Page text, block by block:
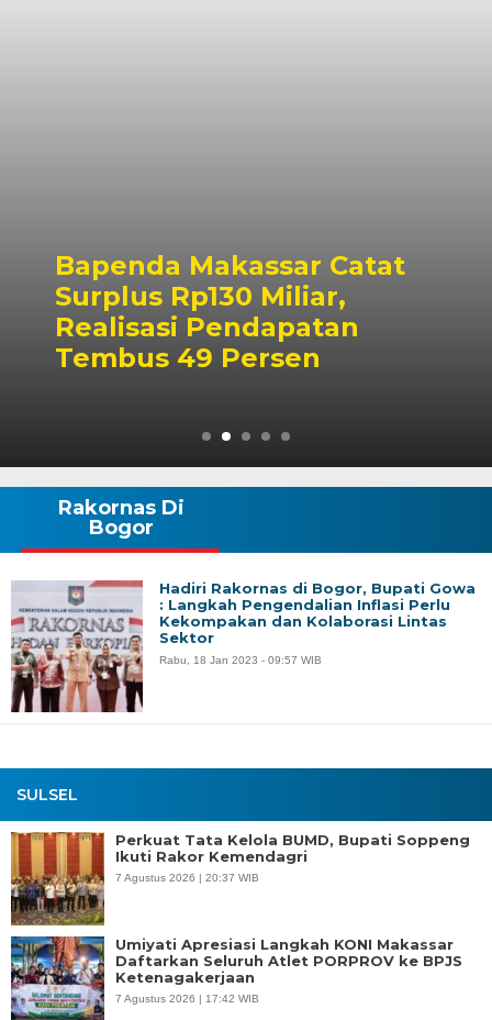
Pemkot Makassar Pastikan
PSEL Tetap Berjalan,
Penetapan Lokasi Masih
Dibahas
SULSEL
Perkuat Tata Kelola BUMD, Bupati Soppeng
Ikuti Rakor Kemendagri
7 Agustus 2026 | 20:37 WIB
Umiyati Apresiasi Langkah KONI Makassar
Daftarkan Seluruh Atlet PORPROV ke BPJS
Ketenagakerjaan
7 Agustus 2026 | 17:42 WIB
Rakornas Di
Bogor
Hadiri Rakornas di Bogor, Bupati Gowa
: Langkah Pengendalian Inflasi Perlu
Kekompakan dan Kolaborasi Lintas
Sektor
Rabu, 18 Jan 2023 - 09:57 WIB